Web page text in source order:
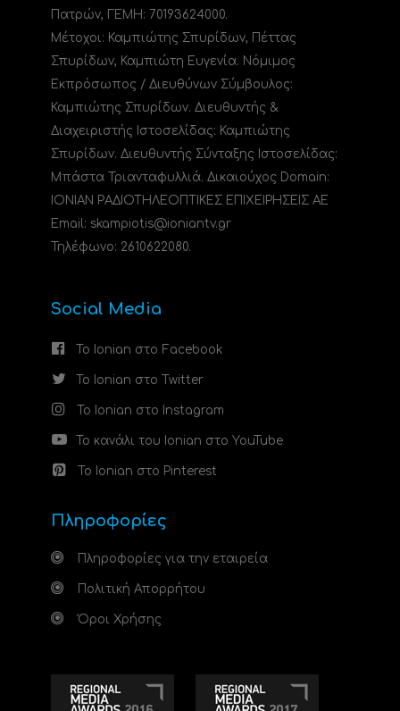
Πατρών, ΓΕΜΗ: 70193624000.
Μέτοχοι: Καμπιώτης Σπυρίδων, Πέττας
Σπυρίδων, Καμπιώτη Ευγενία. Νόμιμος
Εκπρόσωπος / Διευθύνων Σύμβουλος:
Καμπιώτης Σπυρίδων. Διευθυντής &
Διαχειριστής Ιστοσελίδας: Καμπιώτης
Σπυρίδων. Διευθυντής Σύνταξης Ιστοσελίδας:
Μπάστα Τριανταφυλλιά. Δικαιούχος Domain:
ΙΟΝΙΑΝ ΡΑΔΙΟΤΗΛΕΟΠΤΙΚΕΣ ΕΠΙΧΕΙΡΗΣΕΙΣ ΑΕ
Email: skampiotis@ioniantv.gr
Τηλέφωνο: 2610622080.
Social Media
Το Ionian στο Facebook
Το Ionian στο Twitter
Το Ionian στο Instagram
Το κανάλι του Ionian στο YouTube
Το Ionian στο Pinterest
Πληροφορίες
Πληροφορίες για την εταιρεία
Πολιτική Απορρήτου
Όροι Χρήσης